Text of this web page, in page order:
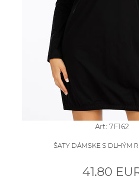
Art: 7F162
ŠATY DÁMSKE S DLHÝM
41.80